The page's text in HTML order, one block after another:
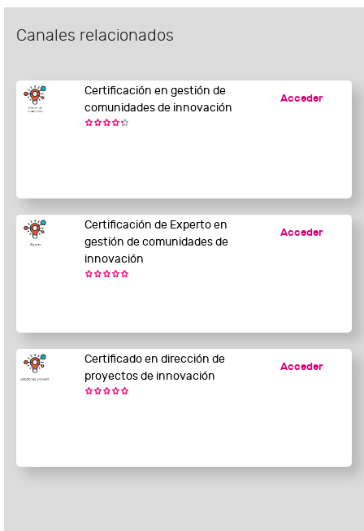
Canales relacionados
Certificación en gestión de
comunidades de innovación
Acceder
Certificación de Experto en
gestión de comunidades de
innovación
Acceder
Certificado en dirección de
proyectos de innovación
Acceder